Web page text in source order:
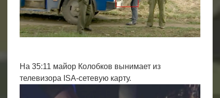
На 35:11 майор Колобков вынимает из
телевизора ISA-сетевую карту.